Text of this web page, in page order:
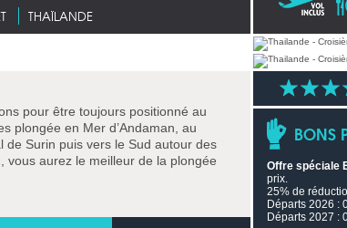
THAÏLANDE
pour être toujours positionné au
plongée en Mer d’Andaman, au
de Surin puis vers le Sud autour des
vous aurez le meilleur de la plongée
BONS
Offre spéciale
prix.
25% de
Départs 2026 :
Départs 2027 :